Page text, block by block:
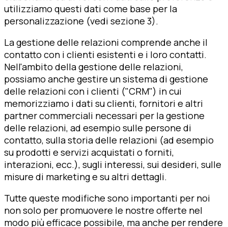
utilizziamo questi dati come base per la
personalizzazione (vedi sezione 3).
La gestione delle relazioni comprende anche il
contatto con i clienti esistenti e i loro contatti.
Nell'ambito della gestione delle relazioni,
possiamo anche gestire un sistema di gestione
delle relazioni con i clienti ("CRM") in cui
memorizziamo i dati su clienti, fornitori e altri
partner commerciali necessari per la gestione
delle relazioni, ad esempio sulle persone di
contatto, sulla storia delle relazioni (ad esempio
su prodotti e servizi acquistati o forniti,
interazioni, ecc.), sugli interessi, sui desideri, sulle
misure di marketing e su altri dettagli.
Tutte queste modifiche sono importanti per noi
non solo per promuovere le nostre offerte nel
modo più efficace possibile, ma anche per rendere